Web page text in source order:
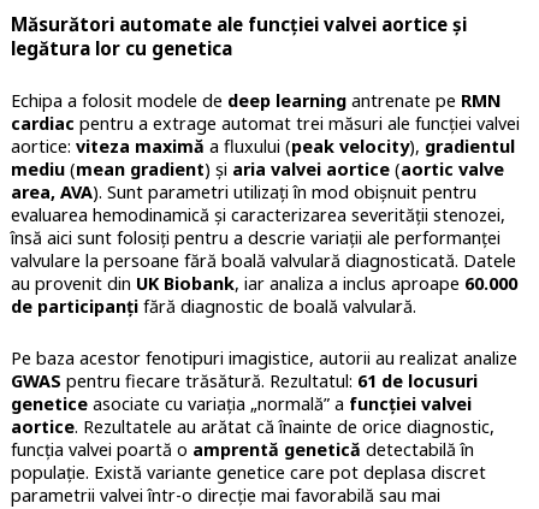
Măsurători automate ale funcției valvei aortice și
legătura lor cu genetica
Echipa a folosit modele de deep learningantrenate pe RMN
cardiac pentru a extrage automat trei măsuri ale funcției valvei
aortice: viteza maximă a fluxului (peak velocity), gradientul
mediu(mean gradient) și aria valvei aortice(aortic valve
area, AVA). Sunt parametri utilizați în mod obișnuit pentru
evaluarea hemodinamică și caracterizarea severității stenozei,
însă aici sunt folosiți pentru a descrie variații ale performanței
valvulare la persoane fără boală valvulară diagnosticată. Datele
au provenit din UK Biobank, iar analiza a inclus aproape 60.000
de participanțifără diagnostic de boală valvulară.
Pe baza acestor fenotipuri imagistice, autorii au realizat analize
GWAS pentru fiecare trăsătură. Rezultatul: 61 de locusuri
geneticeasociate cu variația „normală” a funcției valvei
aortice. Rezultatele au arătat că înainte de orice diagnostic,
funcția valvei poartă o amprentă genetică detectabilă în
populație. Există variante genetice care pot deplasa discret
parametrii valvei într-o direcție mai favorabilă sau mai